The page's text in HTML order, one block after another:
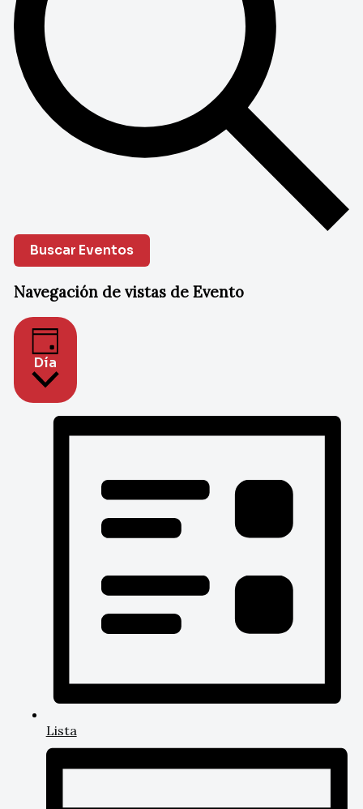
Buscar Eventos
Navegación de vistas de Evento
Día
Lista